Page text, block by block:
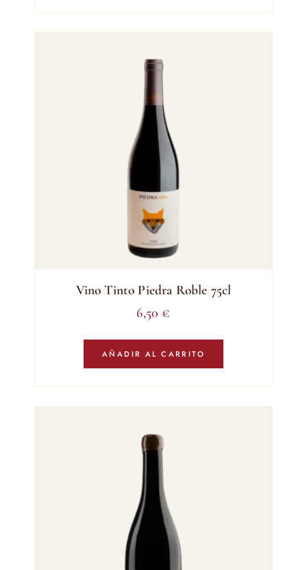
Vino Tinto Piedra Roble 75cl
6,50 €
AÑADIR AL CARRITO